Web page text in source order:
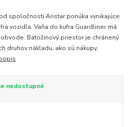
spoločnosti Aristar ponúka vynikajúce
vozidla. Vaňa do kufra Guardliner má
Batožinový priestor je chránený
druhov nákladu, ako sú nákupy,
nedostupné